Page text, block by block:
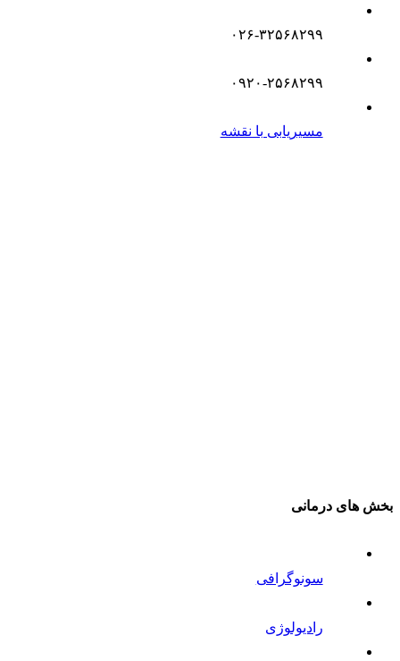
۰۲۶-۳۲۵۶۸۲۹۹
۰۹۲۰-۲۵۶۸۲۹۹
مسیریابی با نقشه
بخش های درمانی
سونوگرافی
رادیولوژی